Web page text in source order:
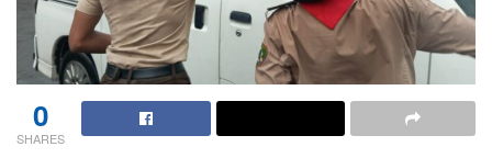
0
SHARES